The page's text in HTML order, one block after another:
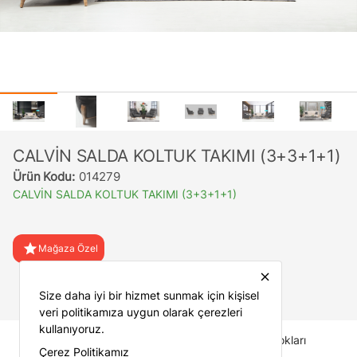
CALVİN SALDA KOLTUK TAKIMI (3+3+1+1)
Ürün Kodu: 014279
CALVİN SALDA KOLTUK TAKIMI (3+3+1+1)
star Mağaza Özel
İade Koşulları Mağaza Stokları
close
Size daha iyi bir hizmet sunmak için kişisel
veri politikamıza uygun olarak çerezleri
kullanıyoruz.
Çerez Politikamız